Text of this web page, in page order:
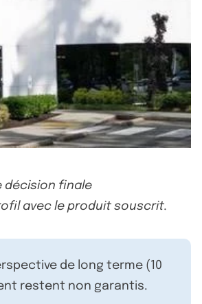
décision finale
avec le produit souscrit.
de long terme (10
restent non garantis.